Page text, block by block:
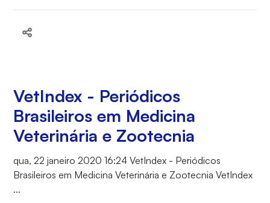
VetIndex - Periódicos
Brasileiros em Medicina
Veterinária e Zootecnia
qua, 22 janeiro 2020 16:24 VetIndex - Periódicos
Brasileiros em Medicina Veterinária e Zootecnia VetIndex
...